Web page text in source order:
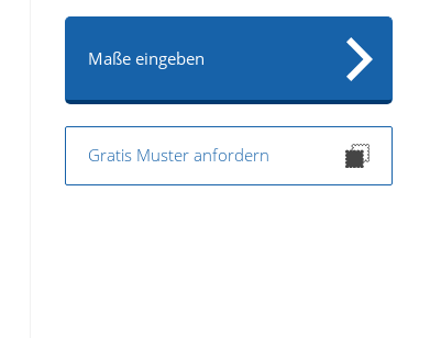
Maße eingeben
Gratis Muster anfordern